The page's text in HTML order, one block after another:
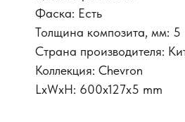
Фаска: Есть
Толщина композита, мм: 5
Страна производителя:
Коллекция: Chevron
LxWxH: 600x127x5 mm